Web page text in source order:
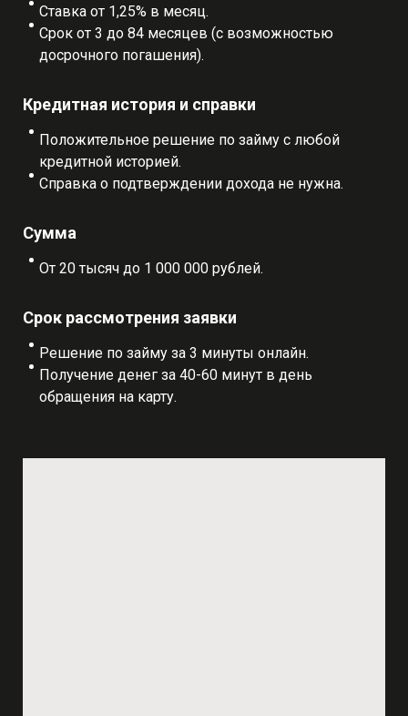
Ставка от 1,25% в месяц.
Срок от 3 до 84 месяцев (с возможностью
досрочного погашения).
Кредитная история и справки
Положительное решение по займу с любой
кредитной историей.
Справка о подтверждении дохода не нужна.
Сумма
От 20 тысяч до 1 000 000 рублей.
Срок рассмотрения заявки
Решение по займу за 3 минуты онлайн.
Получение денег за 40-60 минут в день
обращения на карту.